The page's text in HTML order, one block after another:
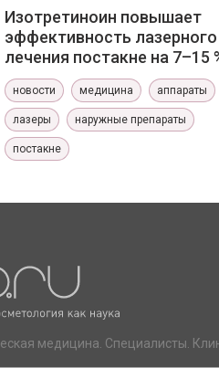
Изотретиноин повышает
эффективность лазерного
лечения постакне на 7–15
новости медицина аппараты
лазеры наружные препараты
постакне
медицина. Специалисты.